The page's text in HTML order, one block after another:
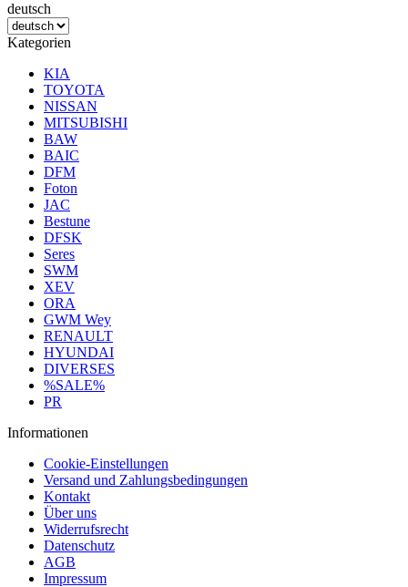
deutsch
Kategorien
KIA
TOYOTA
NISSAN
MITSUBISHI
BAW
BAIC
DFM
Foton
JAC
Bestune
DFSK
Seres
SWM
XEV
ORA
GWM Wey
RENAULT
HYUNDAI
DIVERSES
%SALE%
PR
Informationen
Cookie-Einstellungen
Versand und Zahlungsbedingungen
Kontakt
Über uns
Widerrufsrecht
Datenschutz
AGB
Impressum